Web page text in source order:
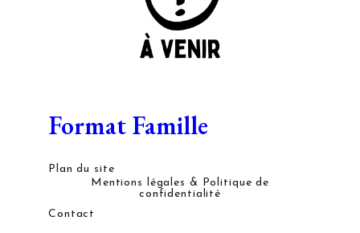
Format Famille
Plan du site
Mentions légales & Politique de
confidentialité
Contact